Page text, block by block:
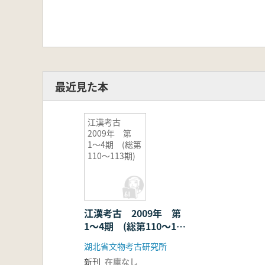
最近見た本
江漢考古
2009年 第
1〜4期 (総第
110〜113期)
江漢考古 2009年 第
1〜4期 (総第110〜113
期)
湖北省文物考古研究所
新刊 在庫なし